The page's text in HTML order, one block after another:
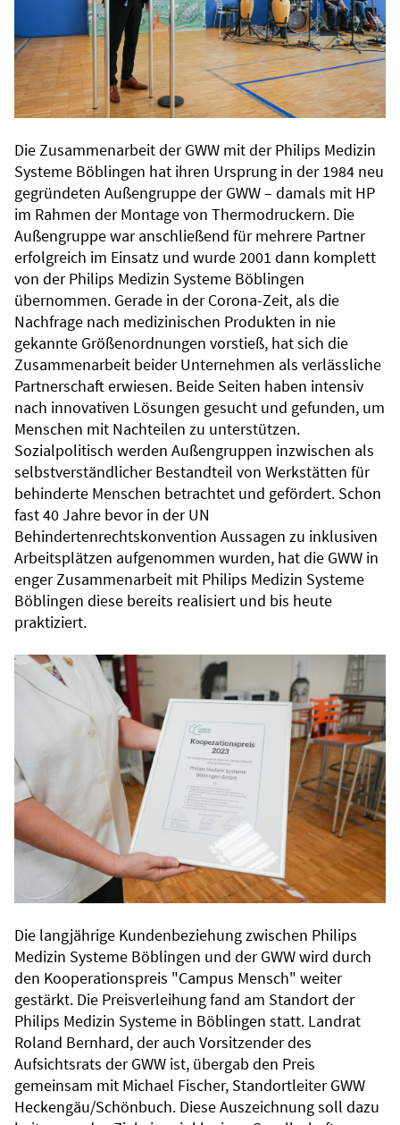
Die Zusammenarbeit der GWW mit der Philips Medizin
Systeme Böblingen hat ihren Ursprung in der 1984 neu
gegründeten Außengruppe der GWW – damals mit HP
im Rahmen der Montage von Thermodruckern. Die
Außengruppe war anschließend für mehrere Partner
erfolgreich im Einsatz und wurde 2001 dann komplett
von der Philips Medizin Systeme Böblingen
übernommen. Gerade in der Corona-Zeit, als die
Nachfrage nach medizinischen Produkten in nie
gekannte Größenordnungen vorstieß, hat sich die
Zusammenarbeit beider Unternehmen als verlässliche
Partnerschaft erwiesen. Beide Seiten haben intensiv
nach innovativen Lösungen gesucht und gefunden, um
Menschen mit Nachteilen zu unterstützen.
Sozialpolitisch werden Außengruppen inzwischen als
selbstverständlicher Bestandteil von Werkstätten für
behinderte Menschen betrachtet und gefördert. Schon
fast 40 Jahre bevor in der UN
Behindertenrechtskonvention Aussagen zu inklusiven
Arbeitsplätzen aufgenommen wurden, hat die GWW in
enger Zusammenarbeit mit Philips Medizin Systeme
Böblingen diese bereits realisiert und bis heute
praktiziert.
Die langjährige Kundenbeziehung zwischen Philips
Medizin Systeme Böblingen und der GWW wird durch
den Kooperationspreis "Campus Mensch" weiter
gestärkt. Die Preisverleihung fand am Standort der
Philips Medizin Systeme in Böblingen statt. Landrat
Roland Bernhard, der auch Vorsitzender des
Aufsichtsrats der GWW ist, übergab den Preis
gemeinsam mit Michael Fischer, Standortleiter GWW
Heckengäu/Schönbuch. Diese Auszeichnung soll dazu